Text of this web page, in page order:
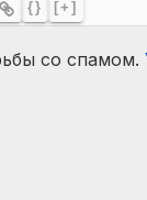
{} [+]
со спамом.